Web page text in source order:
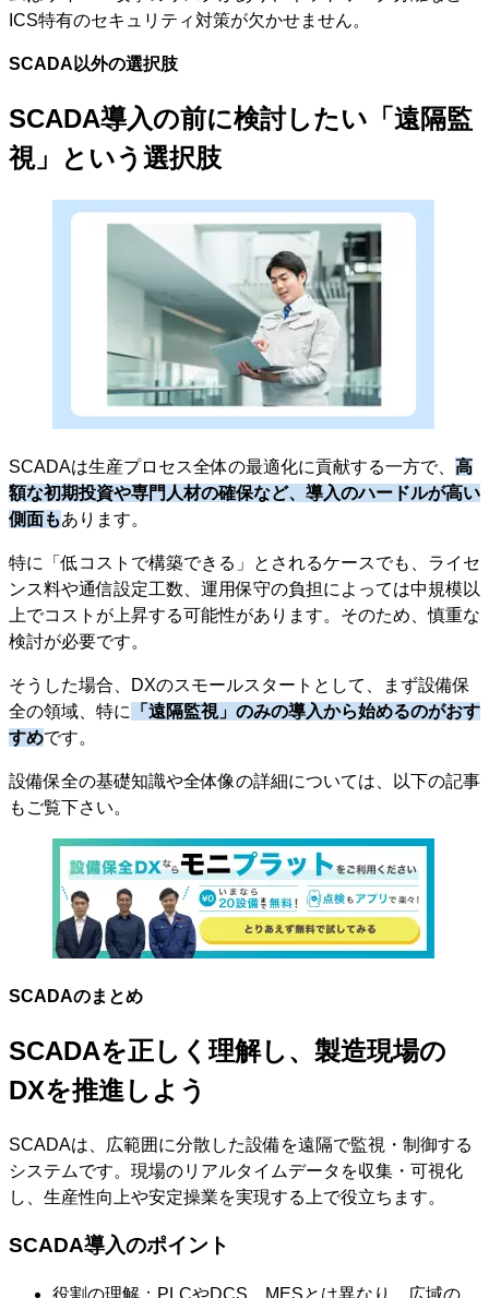
ICS特有のセキュリティ対策が欠かせません。
SCADA以外の選択肢
SCADA導入の前に検討したい「遠隔監
視」という選択肢
SCADAは生産プロセス全体の最適化に貢献する一方で、 高
額な初期投資や専門人材の確保など、導入のハードルが高い
側面もあります。
特に「低コストで構築できる」とされるケースでも、ライセ
ンス料や通信設定工数、運用保守の負担によっては中規模以
上でコストが上昇する可能性があります。そのため、慎重な
検討が必要です。
そうした場合、DXのスモールスタートとして、まず設備保
全の領域、特に
「遠隔監視」のみの導入から始めるのがおす
すめです。
設備保全の基礎知識や全体像の詳細については、以下の記事
もご覧下さい。
SCADAのまとめ
SCADAを正しく理解し、製造現場の
DXを推進しよう
SCADAは、広範囲に分散した設備を遠隔で監視・制御する
システムです。現場のリアルタイムデータを収集・可視化
し、生産性向上や安定操業を実現する上で役立ちます。
SCADA導入のポイント